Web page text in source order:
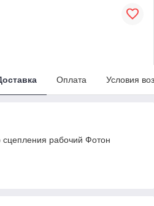
Оплата Условия
рабочий Фотон